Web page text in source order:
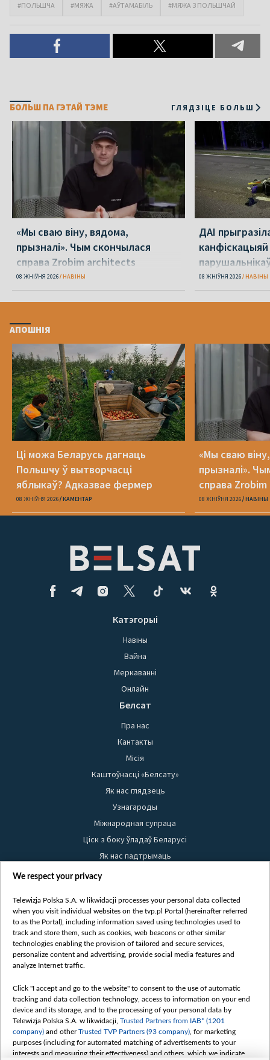
#ПОЛЬШЧА #МЯЖА #АЎТАМАБІЛЬ #МЯЖА З ПОЛЬШЧАЙ
БОЛЬШ ПА ГЭТАЙ ТЭМЕ ГЛЯДЗІЦЕ БОЛЬШ
«Мы сваю віну, вядома,
прызналі». Чым скончылася
справа Zrobim architects
08 ЖНІЎНЯ 2026 НАВІНЫ
ДАІ
дронамі
08 ЖНІЎНЯ 2026 НАВІНЫ
АПОШНІЯ
Ці можа Беларусь дагнаць
Польшчу ў вытворчасці
яблыкаў? Адказвае фермер
08 ЖНІЎНЯ 2026 КАМЕНТАР
«Мы сваю
прызналі».
справа
08 ЖНІЎНЯ 2026 НАВІНЫ
Катэгорыі
Навіны
Вайна
Меркаванні
Онлайн
Белсат
Пра нас
Кантакты
Місія
Каштоўнасці «Белсату»
Як нас глядзець
Узнагароды
Міжнародная супраца
Ціск з боку ўладаў Беларусі
Як нас падтрымаць
Правілы выкарыстання матэрыялаў
Бяспека
Youtube
Белсат news
Белсат Shorts
Жэстачайшы мульт
Belsat English
Biełsat PL
Белсат Now
Белсат History
We respect your privacy
Telewizja Polska S.A. w likwidacji processes your personal data collected
when you visit individual websites on the tvp.pl Portal (hereinafter referred
to as the Portal), including information saved using technologies used to
track and store them, such as cookies, web beacons or other similar
technologies enabling the provision of tailored and secure services,
personalize content and advertising, provide social media features and
analyze Internet traffic.
Click "I accept and go to the website" to consent to the use of automatic
tracking and data collection technology, access to information on your end
device and its storage, and to the processing of your personal data by
Telewizja Polska S.A. w likwidacji, Trusted Partners from IAB* (1201
company) and otherTrusted TVP Partners (93 company) , for marketing
purposes (including for automated matching of advertisements to your
interests and measuring their effectiveness) and others, which we indicate